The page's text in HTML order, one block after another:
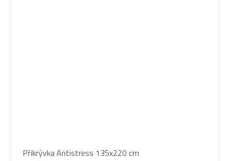
Přikrývka Antistress 135x220 cm